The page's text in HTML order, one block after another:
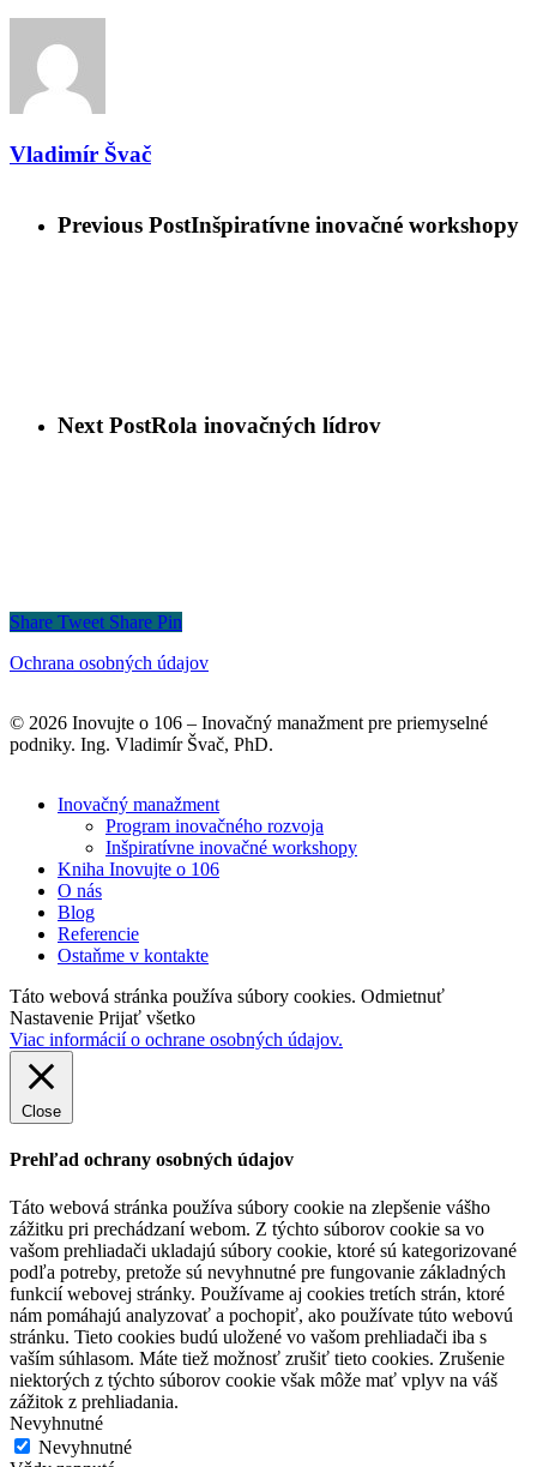
Vladimír Švač
Previous PostInšpiratívne inovačné workshopy
Next PostRola inovačných lídrov
Share Tweet Share Pin
Ochrana osobných údajov
© 2026 Inovujte o 106 – Inovačný manažment pre priemyselné
podniky. Ing. Vladimír Švač, PhD.
Close
Inovačný manažment
Program inovačného rozvoja
Inšpiratívne inovačné workshopy
Kniha Inovujte o 106
O nás
Blog
Referencie
Ostaňme v kontakte
Táto webová stránka používa súbory cookies. Odmietnuť
Nastavenie Prijať všetko
Viac informácií o ochrane osobných údajov.
Close
Prehľad ochrany osobných údajov
Táto webová stránka používa súbory cookie na zlepšenie vášho
zážitku pri prechádzaní webom. Z týchto súborov cookie sa vo
vašom prehliadači ukladajú súbory cookie, ktoré sú kategorizované
podľa potreby, pretože sú nevyhnutné pre fungovanie základných
funkcií webovej stránky. Používame aj cookies tretích strán, ktoré
nám pomáhajú analyzovať a pochopiť, ako používate túto webovú
stránku. Tieto cookies budú uložené vo vašom prehliadači iba s
vaším súhlasom. Máte tiež možnosť zrušiť tieto cookies. Zrušenie
niektorých z týchto súborov cookie však môže mať vplyv na váš
zážitok z prehliadania.
Nevyhnutné
Nevyhnutné